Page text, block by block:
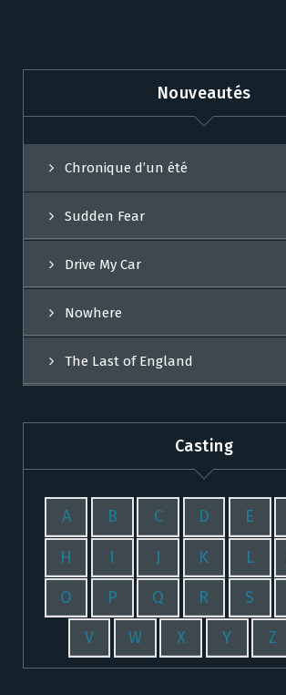
Nouveautés
Chronique d’un été
Sudden Fear
Drive My Car
Nowhere
The Last of England
Casting
A B C D E
H I J K L
O P Q R S
V W X Y Z